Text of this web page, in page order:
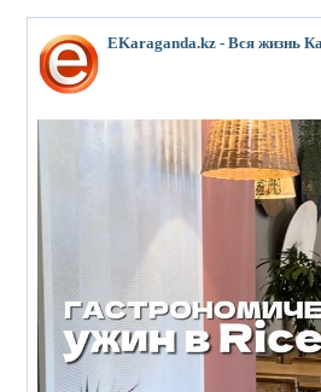
EKaraganda.kz - Вся жизнь